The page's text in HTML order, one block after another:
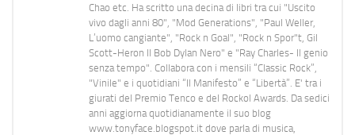
Chao etc. Ha scritto una decina di libri tra cui "Uscito
vivo dagli anni 80", "Mod Generations", "Paul Weller,
L’uomo cangiante", "Rock n Goal", "Rock n Spor"t, Gil
Scott-Heron Il Bob Dylan Nero" e "Ray Charles- Il genio
senza tempo". Collabora con i mensili “Classic Rock”,
"Vinile" e i quotidiani “Il Manifesto” e “Libertà”. E' tra i
giurati del Premio Tenco e del Rockol Awards. Da sedici
anni aggiorna quotidianamente il suo blog
www.tonyface.blogspot.it dove parla di musica,